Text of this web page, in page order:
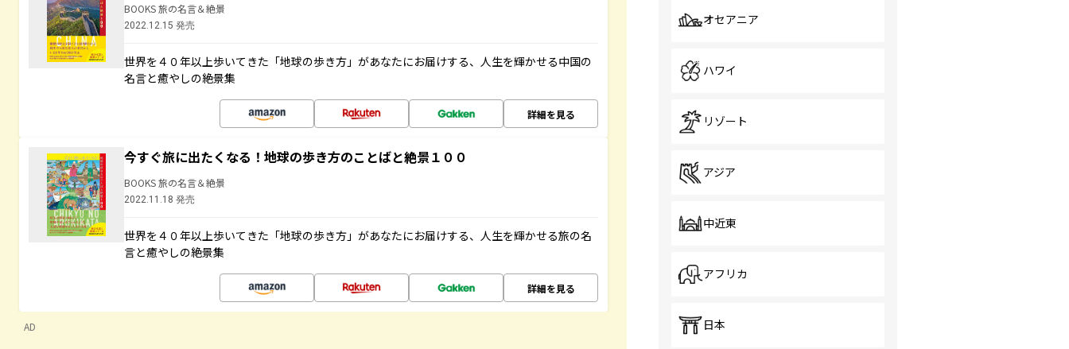
BOOKS 旅の名言＆絶景
2022.12.15 発売
世界を４０年以上歩いてきた「地球の歩き方」があなたにお届けする、人生を輝かせる中国の
名言と癒やしの絶景集
詳細を見る
今すぐ旅に出たくなる！地球の歩き方のことばと絶景１００
BOOKS 旅の名言＆絶景
2022.11.18 発売
世界を４０年以上歩いてきた「地球の歩き方」があなたにお届けする、人生を輝かせる旅の名
言と癒やしの絶景集
詳細を見る
AD
オセアニア
ハワイ
リゾート
アジア
中近東
アフリカ
日本